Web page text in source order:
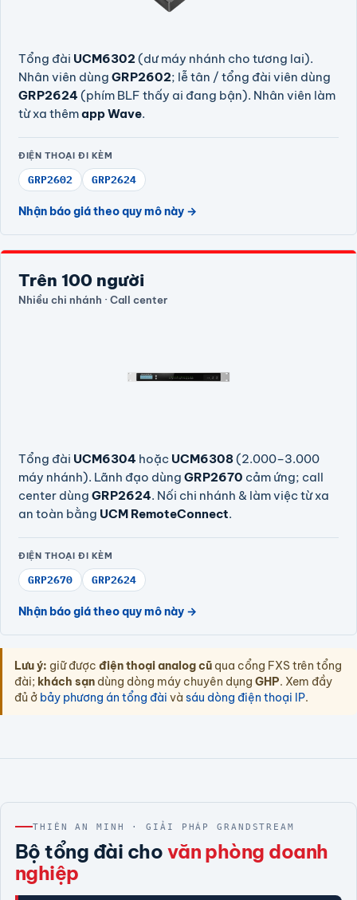
Tổng đài UCM6302 (dư máy nhánh cho tương lai).
Nhân viên dùng GRP2602; lễ tân / tổng đài viên dùng
GRP2624 (phím BLF thấy ai đang bận). Nhân viên làm
từ xa thêmapp Wave.
ĐIỆN THOẠI ĐI KÈM
GRP2602 GRP2624
Nhận báo giá theo quy mô này →
Trên 100 người
Nhiều chi nhánh · Call center
Tổng đài UCM6304 hoặc UCM6308(2.000–3.000
máy nhánh). Lãnh đạo dùng GRP2670 cảm ứng; call
center dùng GRP2624. Nối chi nhánh & làm việc từ xa
an toàn bằng UCM RemoteConnect.
ĐIỆN THOẠI ĐI KÈM
GRP2670 GRP2624
Nhận báo giá theo quy mô này →
Lưu ý: giữ được điện thoại analog cũ qua cổng FXS trên tổng
đài; khách sạn dùng dòng máy chuyên dụng GHP. Xem đầy
đủ ở bảy phương án tổng đài và sáu dòng điện thoại IP.
THIÊN AN MINH · GIẢI PHÁP GRANDSTREAM
Bộ tổng đài cho văn phòng doanh
nghiệp